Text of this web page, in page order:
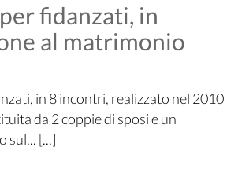
fidanzati, in
al matrimonio
in 8 incontri, realizzato nel 2010
da 2 coppie di sposi e un
sul... [...]